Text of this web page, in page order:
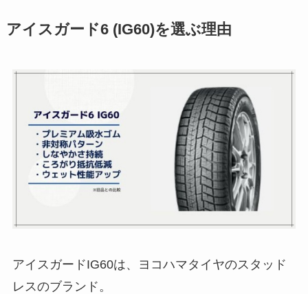
アイスガード6 (IG60)を選ぶ理由
アイスガードIG60は、ヨコハマタイヤのスタッド
レスのブランド。